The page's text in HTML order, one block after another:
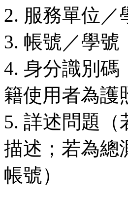
2. 服務單位／
3. 帳號／學號
4. 身分識別碼
籍使用者為護
5. 詳述問題
描述；若為總
帳號）